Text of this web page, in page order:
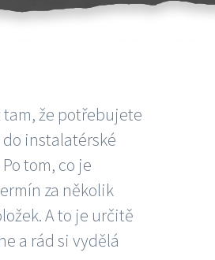
že potřebujete
instalatérské
tom, co je
za několik
A to je určitě
a rád si vydělá